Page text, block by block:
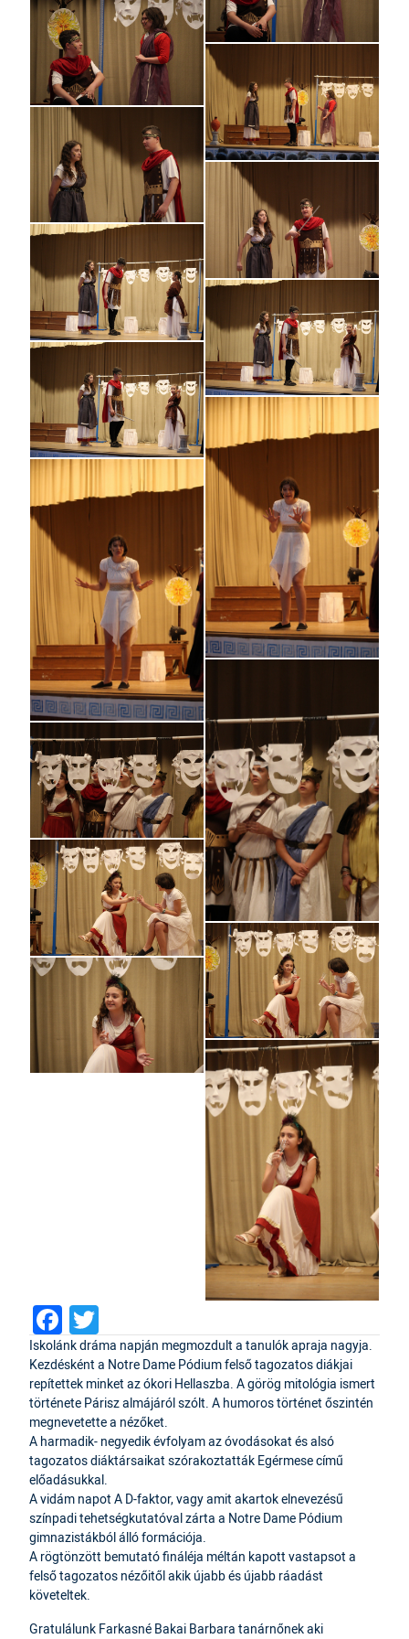
Facebook
Iskolánk dráma napján megmozdult a tanulók apraja nagyja.
Kezdésként a Notre Dame Pódium felső tagozatos diákjai
repítettek minket az ókori Hellaszba. A görög mitológia ismert
története Párisz almájáról szólt. A humoros történet őszintén
megnevetette a nézőket.
A harmadik- negyedik évfolyam az óvodásokat és alsó
tagozatos diáktársaikat szórakoztatták Egérmese című
előadásukkal.
A vidám napot A D-faktor, vagy amit akartok elnevezésű
színpadi tehetségkutatóval zárta a Notre Dame Pódium
gimnazistákból álló formációja.
A rögtönzött bemutató fináléja méltán kapott vastapsot a
felső tagozatos nézőitől akik újabb és újabb ráadást
követeltek.
Gratulálunk Farkasné Bakai Barbara tanárnőnek aki